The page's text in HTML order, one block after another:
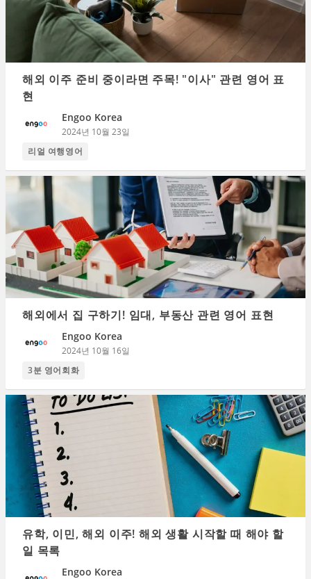
해외 이주 준비 중이라면 주목! "이사" 관련 영어 표
현
Engoo Korea
2024년 10월 23일
리얼 여행영어
해외에서 집 구하기! 임대, 부동산 관련 영어 표현
Engoo Korea
2024년 10월 16일
3분 영어회화
유학, 이민, 해외 이주! 해외 생활 시작할 때 해야 할
일 목록
Engoo Korea